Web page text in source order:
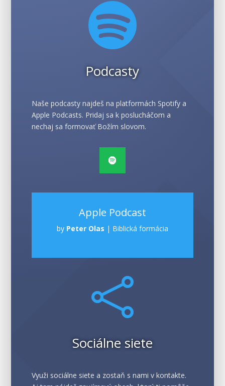

Podcasty
Naše podcasty najdeš na platformách Spotify a
Apple Podcasts. Pridaj sa k poslucháčom a
nechaj sa formovať Božím slovom.
Apple Podcast
by Peter Olas | Biblická formácia

Sociálne siete
Využi sociálne siete a zostaň s nami v kontakte.